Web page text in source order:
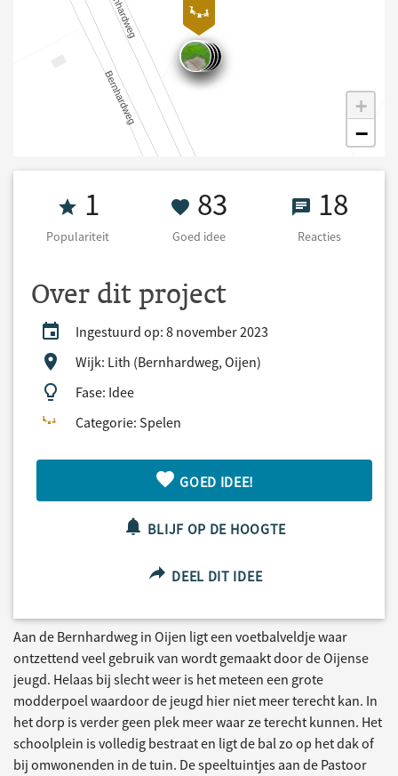
+
−
Populariteit 1
1
Populariteit
83 Goed idee
83
Goed idee
1818
Reacties
Over dit project
Ingestuurd op: 8 november 2023
Wijk: Lith (Bernhardweg, Oijen)
Fase: Idee
Categorie: Spelen
GOED IDEE!
BLIJF OP DE HOOGTE
DEEL DIT IDEE
Aan de Bernhardweg in Oijen ligt een voetbalveldje waar
ontzettend veel gebruik van wordt gemaakt door de Oijense
jeugd. Helaas bij slecht weer is het meteen een grote
modderpoel waardoor de jeugd hier niet meer terecht kan. In
het dorp is verder geen plek meer waar ze terecht kunnen. Het
schoolplein is volledig bestraat en ligt de bal zo op het dak of
bij omwonenden in de tuin. De speeltuintjes aan de Pastoor